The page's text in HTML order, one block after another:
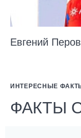
Евгений
ИНТЕРЕСНЫЕ
ФАКТЫ